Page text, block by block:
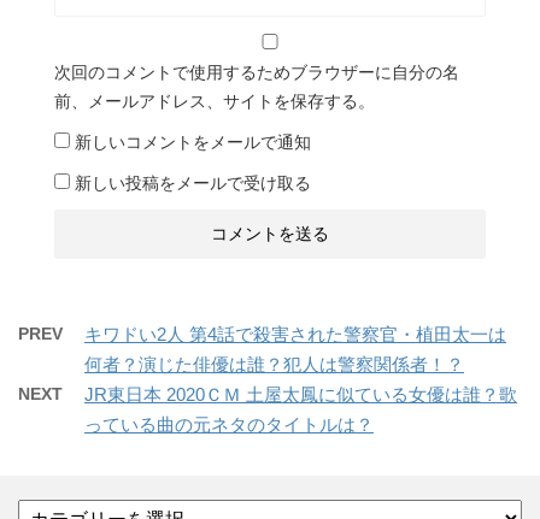
次回のコメントで使用するためブラウザーに自分の名
前、メールアドレス、サイトを保存する。
新しいコメントをメールで通知
新しい投稿をメールで受け取る
PREV
キワドい2人 第4話で殺害された警察官・植田太一は
何者？演じた俳優は誰？犯人は警察関係者！？
NEXT
JR東日本 2020ＣＭ 土屋太鳳に似ている女優は誰？歌
っている曲の元ネタのタイトルは？